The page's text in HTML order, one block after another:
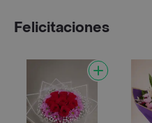
Felicitaciones